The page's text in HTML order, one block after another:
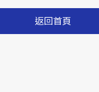
返回首頁